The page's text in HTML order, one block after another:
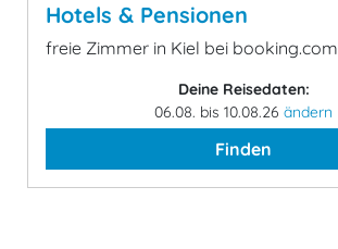
Hotels & Pensionen
freie Zimmer in Kiel bei booking.com
Deine Reisedaten:
06.08. bis 10.08.26 ändern
Finden